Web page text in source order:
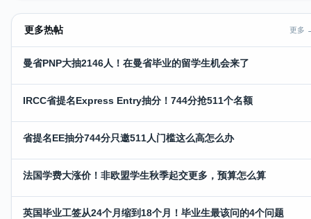
更多热帖 更多
曼省PNP大抽2146人！在曼省毕业的留学生机会来了
IRCC省提名Express Entry抽分！744分抢511个名额
省提名EE抽分744分只邀511人门槛这么高怎么办
法国学费大涨价！非欧盟学生秋季起交更多，预算怎么算
英国毕业工签从24个月缩到18个月！毕业生最该问的4个问题